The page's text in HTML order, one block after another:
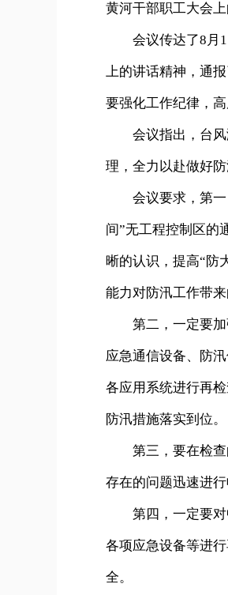
黄河干部职工大会
会议传达了8月1
上的讲话精神，通
要强化工作纪律，高
会议指出，台风
理，全力以赴做好防
会议要求，第一
间”无工程控制区的
晰的认识，提高“防
能力对防汛工作带
第二，一定要加强
应急通信设备、防
各应用系统进行再
防汛措施落实到位。
第三，要在检查
存在的问题迅速进
第四，一定要对中
各项应急设备等进
全。